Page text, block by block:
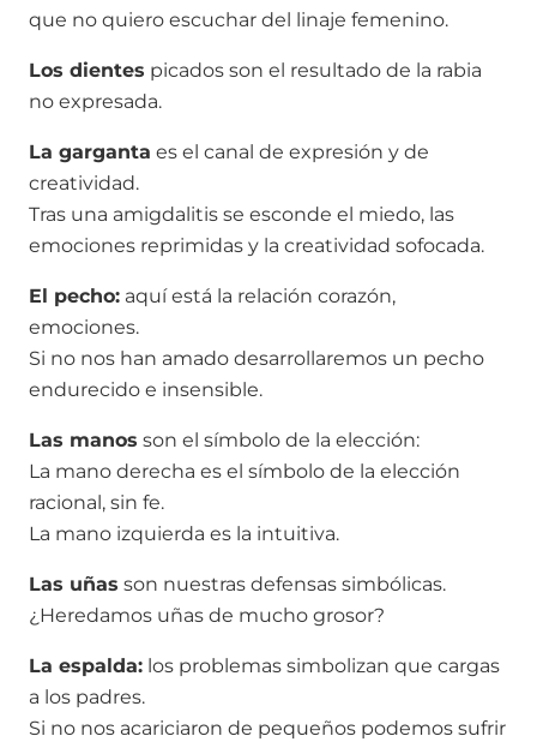
que no quiero escuchar del linaje femenino.
Los dientes picados son el resultado de la rabia
no expresada.
La garganta es el canal de expresión y de
creatividad.
Tras una amigdalitis se esconde el miedo, las
emociones reprimidas y la creatividad sofocada.
El pecho: aquí está la relación corazón,
emociones.
Si no nos han amado desarrollaremos un pecho
endurecido e insensible.
Las manos son el símbolo de la elección:
La mano derecha es el símbolo de la elección
racional, sin fe.
La mano izquierda es la intuitiva.
Las uñas son nuestras defensas simbólicas.
¿Heredamos uñas de mucho grosor?
La espalda: los problemas simbolizan que cargas
a los padres.
Si no nos acariciaron de pequeños podemos sufrir